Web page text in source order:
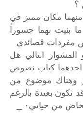
؟
منهما مكان مميز في
بنيت بهما جسوراً
قصائدي
التالي هل
احدهما كتاب نصوص
وهناك موضوع من
تكون بعيدة بالرغم
من حياتي٠ _